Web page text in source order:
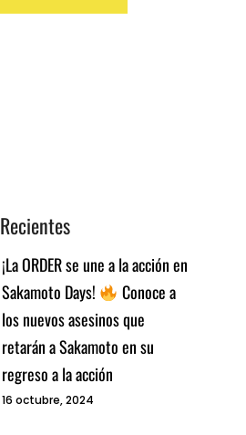
¡La ORDER se une a la acción en
Sakamoto Days!
Conoce a
los nuevos asesinos que
retarán a Sakamoto en su
regreso a la acción
16 octubre, 2024